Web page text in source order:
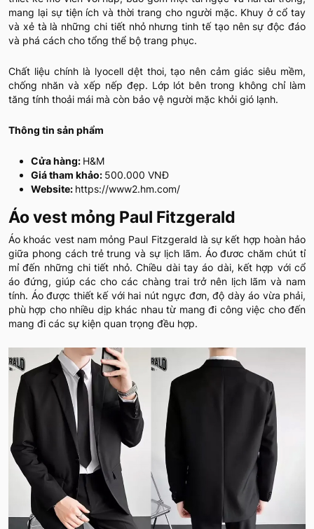
mang lại sự tiện ích và thời trang cho người mặc. Khuy ở cổ tay
và xẻ tà là những chi tiết nhỏ nhưng tinh tế tạo nên sự độc đáo
và phá cách cho tổng thể bộ trang phục.
Chất liệu chính là lyocell dệt thoi, tạo nên cảm giác siêu mềm,
chống nhăn và xếp nếp đẹp. Lớp lót bên trong không chỉ làm
tăng tính thoải mái mà còn bảo vệ người mặc khỏi gió lạnh.
Thông tin sản phẩm
Cửa hàng: H&M
Giá tham khảo: 500.000 VNĐ
Website: https://www2.hm.com/
Áo vest mỏng Paul Fitzgerald
Áo khoác vest nam mỏng Paul Fitzgerald là sự kết hợp hoàn hảo
giữa phong cách trẻ trung và sự lịch lãm. Áo đươc chăm chút tỉ
mỉ đến những chi tiết nhỏ. Chiều dài tay áo dài, kết hợp với cổ
áo đứng, giúp các cho các chàng trai trở nên lịch lãm và nam
tính. Áo được thiết kế với hai nút ngực đơn, độ dày áo vừa phải,
phù hợp cho nhiều dịp khác nhau từ mang đi công việc cho đến
mang đi các sự kiện quan trọng đều hợp.